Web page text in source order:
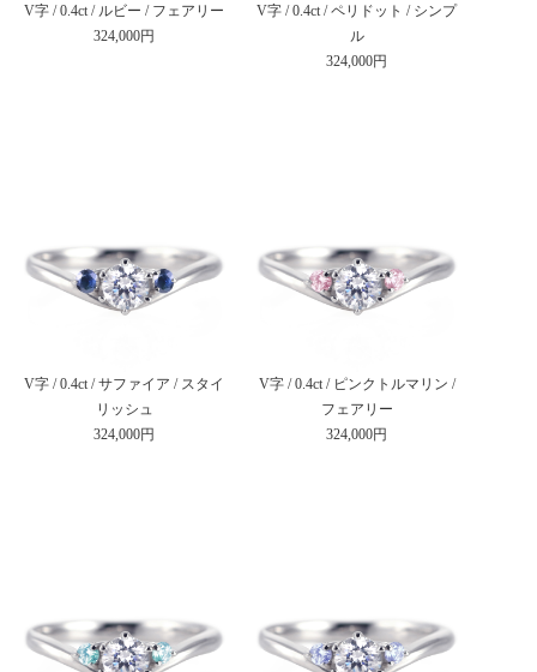
V字 / 0.4ct / ルビー / フェアリー
324,000円
V字 / 0.4ct / ペリドット / シンプ
ル
324,000円
V字 / 0.4ct / サファイア / スタイ
リッシュ
324,000円
V字 / 0.4ct / ピンクトルマリン /
フェアリー
324,000円